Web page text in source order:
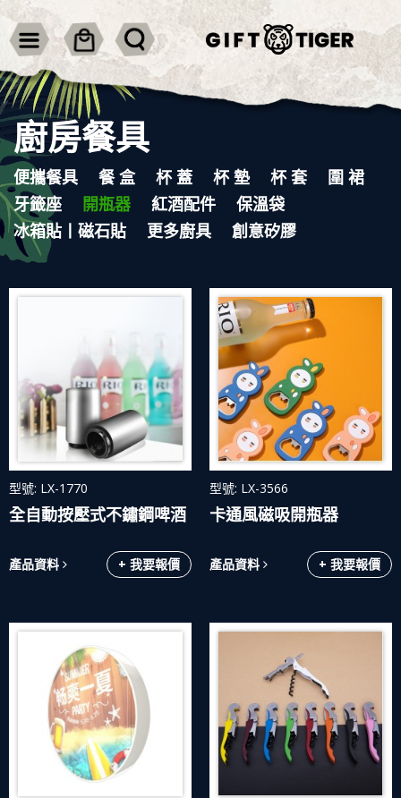
廚房餐具
便攜餐具 餐 盒 杯 蓋 杯 墊 杯 套
圍 裙
牙籤座
開瓶器 紅酒配件
保溫袋
冰箱貼丨磁石貼
更多廚具 創意矽膠
型號: LX-1770
全自動按壓式不鏽鋼啤酒
產品資料 + 我要報價
型號: LX-3566
卡通風磁吸開瓶器
產品資料 + 我要報價